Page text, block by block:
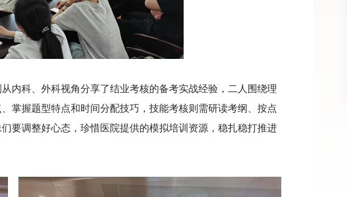
内科、外科视角分享了结业考核的备考实战经验，二人围绕理
掌握题型特点和时间分配技巧，技能考核则需研读考纲、按点
要调整好心态，珍惜医院提供的模拟培训资源，稳扎稳打推进